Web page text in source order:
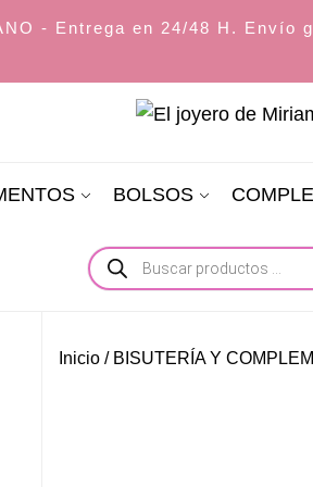
- Entrega en 24/48 H. Envío
joyero
Miriam
BOLSOS
Búsqueda
de
productos
Inicio / BISUTERÍA Y